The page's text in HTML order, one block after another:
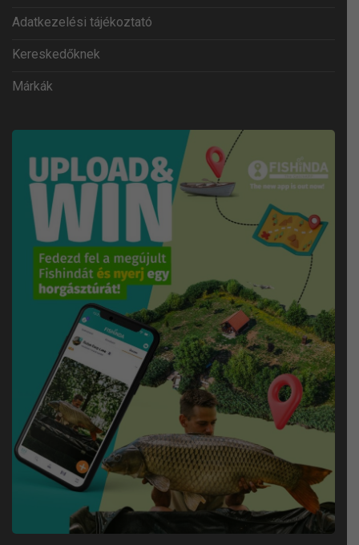
Adatkezelési tájékoztató
Kereskedőknek
Márkák